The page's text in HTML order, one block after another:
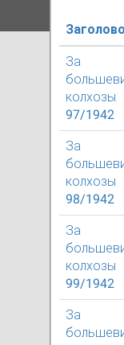
За
колхозы
97/1942
За
колхозы
98/1942
За
колхозы
99/1942
За